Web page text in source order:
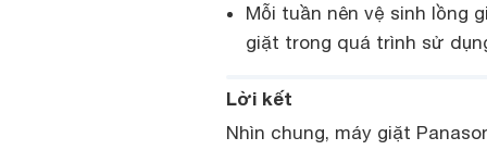
Mỗi tuần nên vệ sinh lồng
giặt trong quá trình sử
Lời kết
Nhìn chung, máy giặt